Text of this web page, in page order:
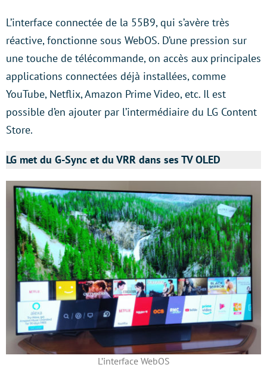
L’interface connectée de la 55B9, qui s’avère très
réactive, fonctionne sous WebOS. D’une pression sur
une touche de télécommande, on accès aux principales
applications connectées déjà installées, comme
YouTube, Netflix, Amazon Prime Video, etc. Il est
possible d’en ajouter par l’intermédiaire du LG Content
Store.
LG met du G-Sync et du VRR dans ses TV OLED
L’interface WebOS